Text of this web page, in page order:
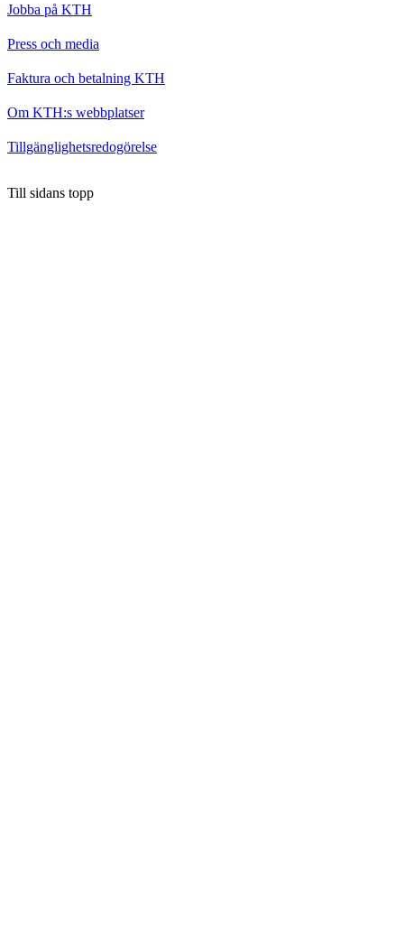
Jobba på KTH
Press och media
Faktura och betalning KTH
Om KTH:s webbplatser
Tillgänglighetsredogörelse
Till sidans topp